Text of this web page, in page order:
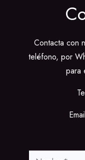
Contacta con
teléfono, por
para